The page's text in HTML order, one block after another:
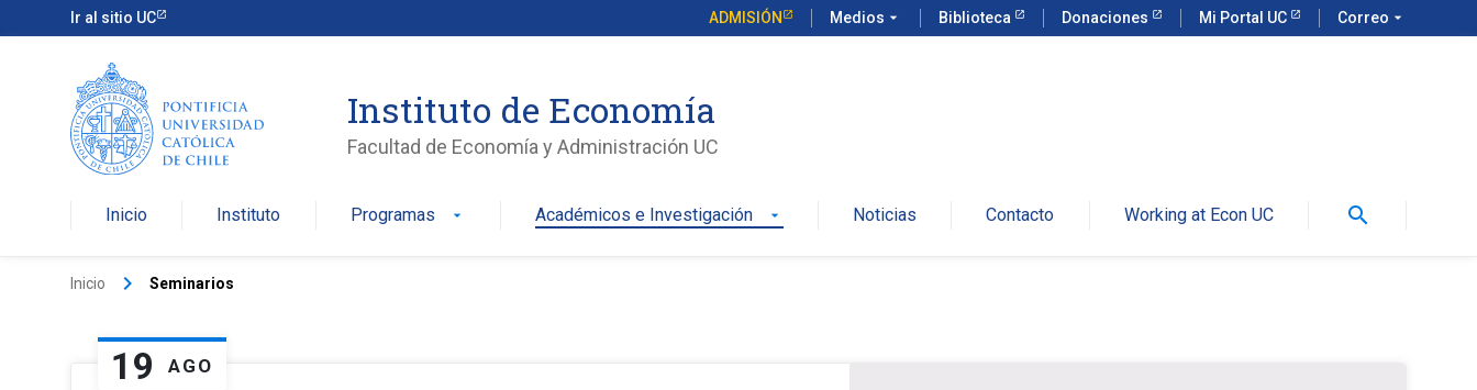
Ir al sitio UC ADMISIÓN Medios arrow_drop_down Biblioteca Donaciones Mi Portal UC Correo arrow_drop_down
Instituto de Economía
Facultad de Economía y Administración UC
Inicio Instituto Programas arrow_drop_down Académicos e Investigación arrow_drop_down Noticias Contacto Working at Econ UC search
Inicio keyboard_arrow_right Seminarios
19 AGO